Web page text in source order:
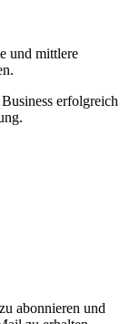
und mittlere
erfolgreich
abonnieren und